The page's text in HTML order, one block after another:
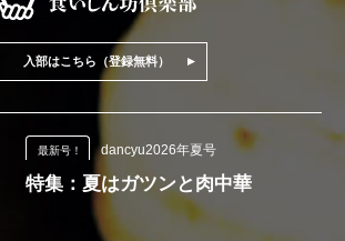
入部はこちら（登録無料）
最新号！ dancyu2026年夏号
特集：夏はガツンと肉中華